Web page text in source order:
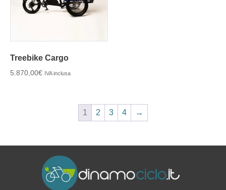
Treebike Cargo
5.870,00€ IVA inclusa
1 2 3 4 →